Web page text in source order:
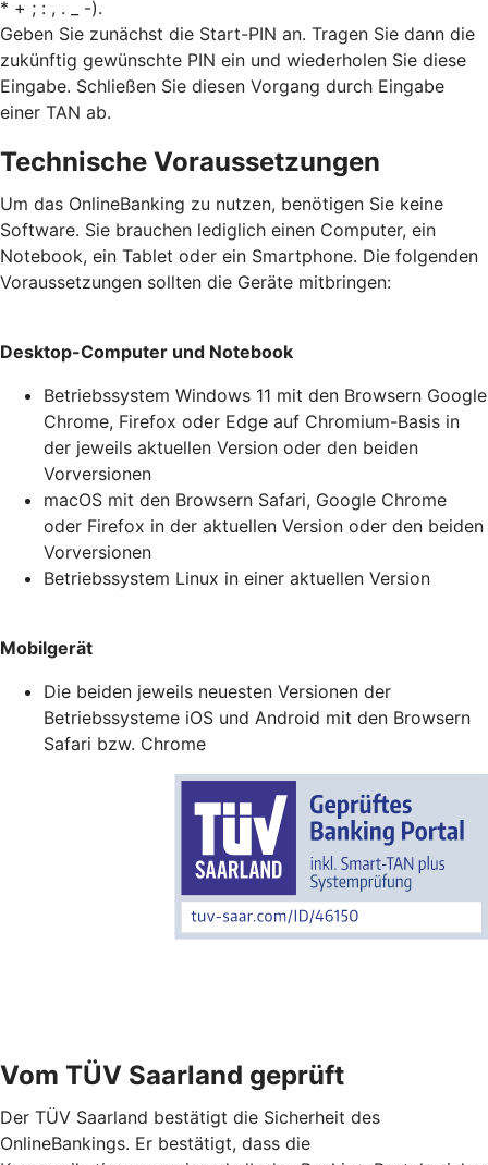
* + ; : , . _ -).
Geben Sie zunächst die Start-PIN an. Tragen Sie dann die
zukünftig gewünschte PIN ein und wiederholen Sie diese
Eingabe. Schließen Sie diesen Vorgang durch Eingabe
einer TAN ab.
Technische Voraussetzungen
Um das OnlineBanking zu nutzen, benötigen Sie keine
Software. Sie brauchen lediglich einen Computer, ein
Notebook, ein Tablet oder ein Smartphone. Die folgenden
Voraussetzungen sollten die Geräte mitbringen:
Desktop-Computer und Notebook
Betriebssystem Windows 11 mit den Browsern Google
Chrome, Firefox oder Edge auf Chromium-Basis in
der jeweils aktuellen Version oder den beiden
Vorversionen
macOS mit den Browsern Safari, Google Chrome
oder Firefox in der aktuellen Version oder den beiden
Vorversionen
Betriebssystem Linux in einer aktuellen Version
Mobilgerät
Die beiden jeweils neuesten Versionen der
Betriebssysteme iOS und Android mit den Browsern
Safari bzw. Chrome
Vom TÜV Saarland geprüft
Der TÜV Saarland bestätigt die Sicherheit des
OnlineBankings. Er bestätigt, dass die